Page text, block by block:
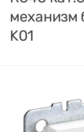
механизм
K01